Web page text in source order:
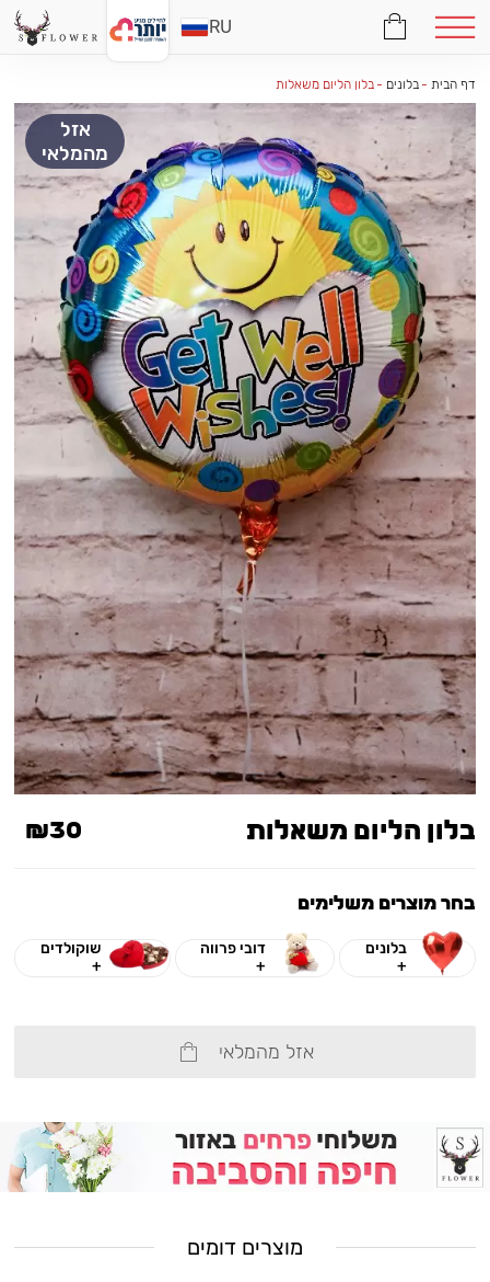
דף הבית -בלונים -בלון הליום משאלות
בלון הליום משאלות ₪30
בחר מוצרים משלימים
בלונים
+
דובי פרווה
+
שוקולדים
+
אזל
מהמלאי
אזל מהמלאי
מוצרים דומים
RU